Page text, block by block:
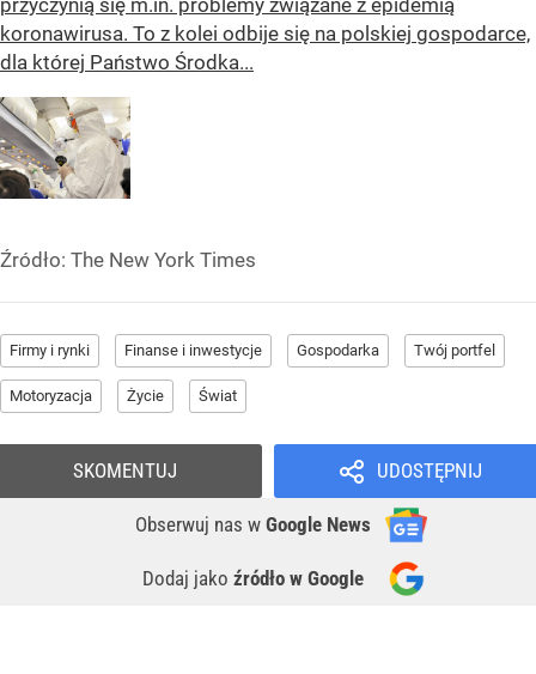
przyczynią się m.in. problemy związane z epidemią
koronawirusa. To z kolei odbije się na polskiej gospodarce,
dla której Państwo Środka...
Źródło: The New York Times
Firmy i rynki Finanse i inwestycje Gospodarka Twój portfel
Motoryzacja Życie Świat
UDOSTĘPNIJ
Obserwuj nas w Google News
Dodaj jako źródło w Google
SKOMENTUJ